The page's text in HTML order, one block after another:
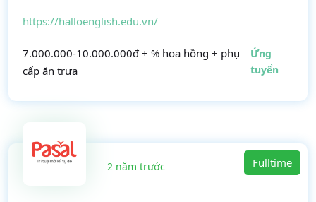
https://halloenglish.edu.vn/
7.000.000-10.000.000đ + % hoa hồng + phụ
cấp ăn trưa
Ứng
tuyển
2 năm trước Fulltime